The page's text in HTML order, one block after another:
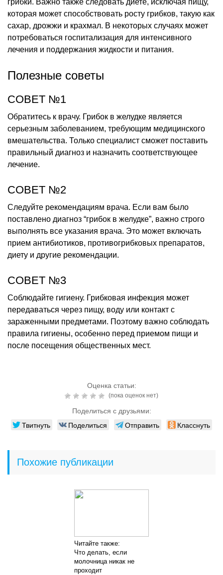
которая может способствовать росту грибков, такую как
сахар, дрожжи и крахмал. В некоторых случаях может
потребоваться госпитализация для интенсивного
лечения и поддержания жидкости и питания.
Полезные советы
СОВЕТ №1
Обратитесь к врачу. Грибок в желудке является
серьезным заболеванием, требующим медицинского
вмешательства. Только специалист сможет поставить
правильный диагноз и назначить соответствующее
лечение.
СОВЕТ №2
Следуйте рекомендациям врача. Если вам было
поставлено диагноз “грибок в желудке”, важно строго
выполнять все указания врача. Это может включать
прием антибиотиков, противогрибковых препаратов,
диету и другие рекомендации.
СОВЕТ №3
Соблюдайте гигиену. Грибковая инфекция может
передаваться через пищу, воду или контакт с
зараженными предметами. Поэтому важно соблюдать
правила гигиены, особенно перед приемом пищи и
после посещения общественных мест.
Оценка статьи:
(пока оценок нет)
Поделиться с друзьями:
Твитнуть Поделиться Отправить Класснуть
Похожие публикации
Читайте также:
Что делать, если
молочница никак не
проходит